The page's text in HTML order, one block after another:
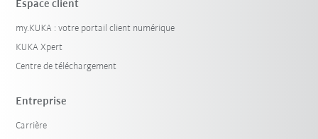
Espace client
my.KUKA : votre portail client numérique
KUKA Xpert
Centre de téléchargement
Entreprise
Carrière